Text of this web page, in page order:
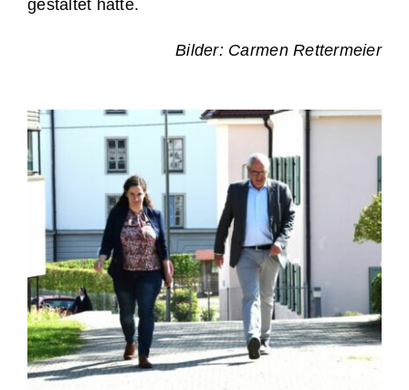
gestaltet hatte.
Bilder: Carmen Rettermeier